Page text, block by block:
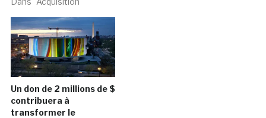
Un don de 2 millions de $
contribuera à
transformer le